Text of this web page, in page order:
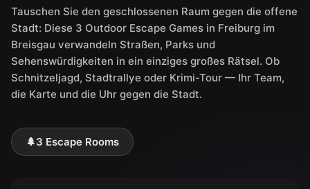
Tauschen Sie den geschlossenen Raum gegen die offene
Stadt: Diese 3 Outdoor Escape Games in Freiburg im
Breisgau verwandeln Straßen, Parks und
Sehenswürdigkeiten in ein einziges großes Rätsel. Ob
Schnitzeljagd, Stadtrallye oder Krimi-Tour — Ihr Team,
die Karte und die Uhr gegen die Stadt.
🌲3 Escape Rooms